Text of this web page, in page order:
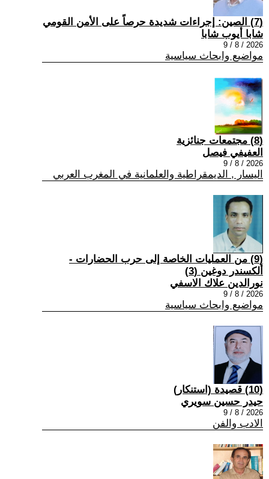
(7) الصين: إجراءات شديدة حرصاً على الأمن القومي
شابا أيوب شابا
2026 / 8 / 9
مواضيع وابحاث سياسية
(8) مجتمعات جنائزية
العفيفي فيصل
2026 / 8 / 9
اليسار , الديمقراطية والعلمانية في المغرب العربي
(9) من العمليات الخاصة إلى حرب الحضارات -
ألكسندر دوغين (3)
نورالدين علاك الاسفي
2026 / 8 / 9
مواضيع وابحاث سياسية
(10) قصيدة (استنكار)
حيدر حسين سويري
2026 / 8 / 9
الادب والفن